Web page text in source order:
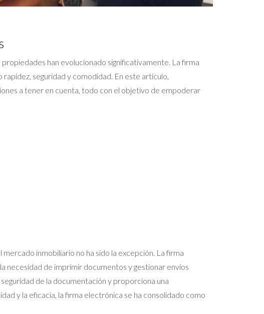
han evolucionado significativamente. La firma
seguridad y comodidad. En este artículo,
a tener en cuenta, todo con el objetivo de empoderar
inmobiliario no ha sido la excepción. La firma
necesidad de imprimir documentos y gestionar envíos
de la documentación y proporciona una
y la eficacia, la firma electrónica se ha consolidado como